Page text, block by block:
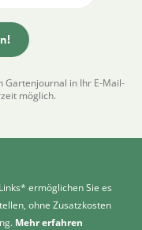
Gartenjournal in Ihr E-Mail-
möglich.
ermöglichen Sie es
ohne Zusatzkosten
Mehr erfahren